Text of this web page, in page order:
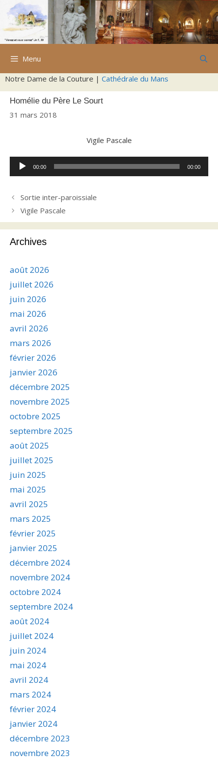
Aller
contenu
Menu
Notre Dame de la Couture | Cathédrale du Mans
Homélie du Père Le Sourt
31 mars 2018
Vigile Pascale
Lecteur
audio
00:00 00:00
Sortie inter-paroissiale
Vigile Pascale
Archives
août 2026
juillet 2026
juin 2026
mai 2026
avril 2026
mars 2026
février 2026
janvier 2026
décembre 2025
novembre 2025
octobre 2025
septembre 2025
août 2025
juillet 2025
juin 2025
mai 2025
avril 2025
mars 2025
février 2025
janvier 2025
décembre 2024
novembre 2024
octobre 2024
septembre 2024
août 2024
juillet 2024
juin 2024
mai 2024
avril 2024
mars 2024
février 2024
janvier 2024
décembre 2023
novembre 2023